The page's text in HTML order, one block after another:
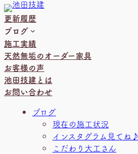
内
容
を
ス
キ
ッ
プ
更新履歴
ブログ
施工実績
天然無垢のオーダー家具
お客様の声
池田技建とは
お問い合わせ
ブログ
現在の施工状況
インスタグラム見てね♪
こだわり大工さん